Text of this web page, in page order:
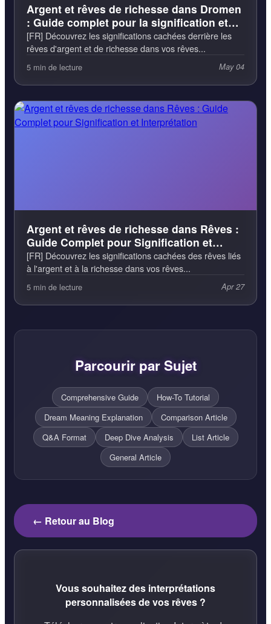
Argent et rêves de richesse dans Dromen
: Guide complet pour la signification et
l'interprétation
[FR] Découvrez les significations cachées derrière les
rêves d'argent et de richesse dans vos rêves...
5 min de lecture May 04
Argent et rêves de richesse dans Rêves :
Guide Complet pour Signification et
Interprétation
[FR] Découvrez les significations cachées des rêves liés
à l'argent et à la richesse dans vos rêves...
5 min de lecture Apr 27
Parcourir par Sujet
Comprehensive Guide
How-To Tutorial
Dream Meaning Explanation
Comparison Article
Q&A Format
Deep Dive Analysis
List Article
General Article
← Retour au Blog
Vous souhaitez des interprétations
personnalisées de vos rêves ?